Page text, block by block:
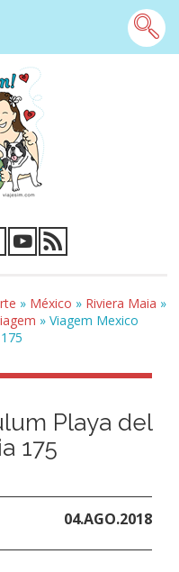
» México » Riviera Maia »
»Viagem Mexico
Playa del
175
04.AGO.2018